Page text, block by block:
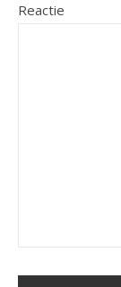
Reactie